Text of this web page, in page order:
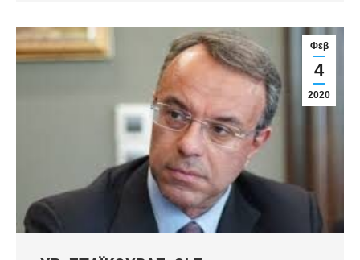
Φεβ
4
2020